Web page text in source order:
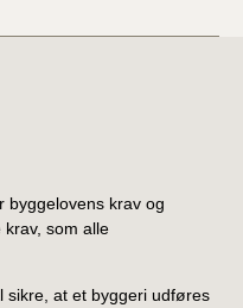
byggelovens krav og
som alle
sikre, at et byggeri udføres